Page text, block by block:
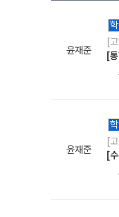
윤재준
학
[
[
윤재준
학
[
[